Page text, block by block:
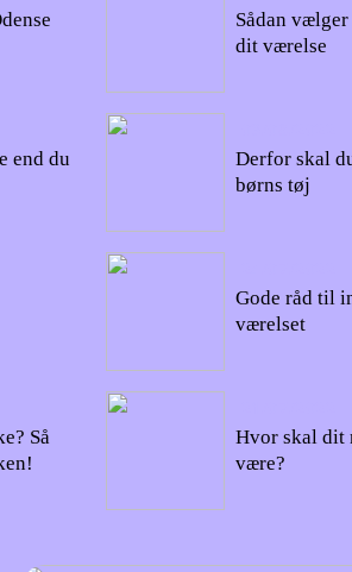
end du
Så
Sådan
dit værelse
Derfor skal
børns tøj
Gode råd til
værelset
Hvor skal dit
være?